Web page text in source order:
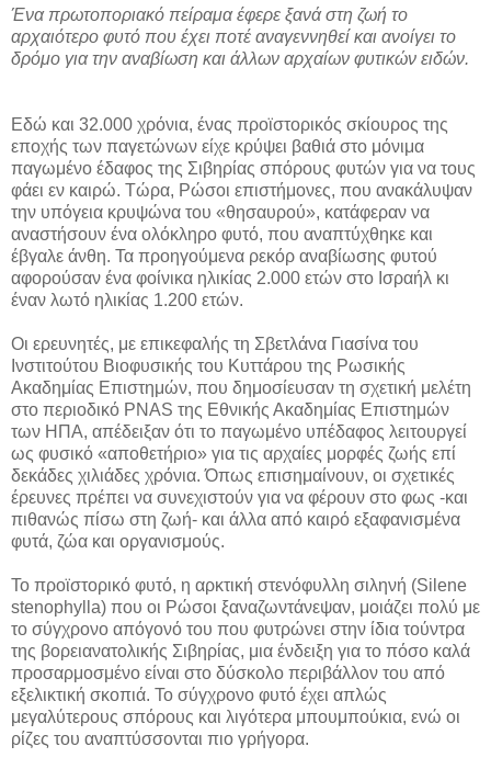
Ένα πρωτοποριακό πείραμα έφερε ξανά στη ζωή το
αρχαιότερο φυτό που έχει ποτέ αναγεννηθεί και ανοίγει το
δρόμο για την αναβίωση και άλλων αρχαίων φυτικών ειδών.
Εδώ και 32.000 χρόνια, ένας προϊστορικός σκίουρος της
εποχής των παγετώνων είχε κρύψει βαθιά στο μόνιμα
παγωμένο έδαφος της Σιβηρίας σπόρους φυτών για να τους
φάει εν καιρώ. Τώρα, Ρώσοι επιστήμονες, που ανακάλυψαν
την υπόγεια κρυψώνα του «θησαυρού», κατάφεραν να
αναστήσουν ένα ολόκληρο φυτό, που αναπτύχθηκε και
έβγαλε άνθη. Τα προηγούμενα ρεκόρ αναβίωσης φυτού
αφορούσαν ένα φοίνικα ηλικίας 2.000 ετών στο Ισραήλ κι
έναν λωτό ηλικίας 1.200 ετών.
Οι ερευνητές, με επικεφαλής τη Σβετλάνα Γιασίνα του
Ινστιτούτου Βιοφυσικής του Κυττάρου της Ρωσικής
Ακαδημίας Επιστημών, που δημοσίευσαν τη σχετική μελέτη
στο περιοδικό PNAS της Εθνικής Ακαδημίας Επιστημών
των ΗΠΑ, απέδειξαν ότι το παγωμένο υπέδαφος λειτουργεί
ως φυσικό «αποθετήριο» για τις αρχαίες μορφές ζωής επί
δεκάδες χιλιάδες χρόνια. Όπως επισημαίνουν, οι σχετικές
έρευνες πρέπει να συνεχιστούν για να φέρουν στο φως -και
πιθανώς πίσω στη ζωή- και άλλα από καιρό εξαφανισμένα
φυτά, ζώα και οργανισμούς.
Το προϊστορικό φυτό, η αρκτική στενόφυλλη σιληνή (Silene
stenophylla) που οι Ρώσοι ξαναζωντάνεψαν, μοιάζει πολύ με
το σύγχρονο απόγονό του που φυτρώνει στην ίδια τούντρα
της βορειανατολικής Σιβηρίας, μια ένδειξη για το πόσο καλά
προσαρμοσμένο είναι στο δύσκολο περιβάλλον του από
εξελικτική σκοπιά. Το σύγχρονο φυτό έχει απλώς
μεγαλύτερους σπόρους και λιγότερα μπουμπούκια, ενώ οι
ρίζες του αναπτύσσονται πιο γρήγορα.